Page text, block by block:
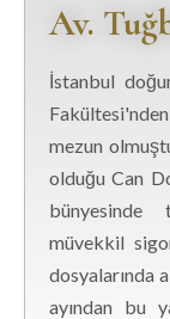
Av.
İstanbul
mezun
olduğu Can
bünyesinde
müvekkil
dosyalarında
ayından bu